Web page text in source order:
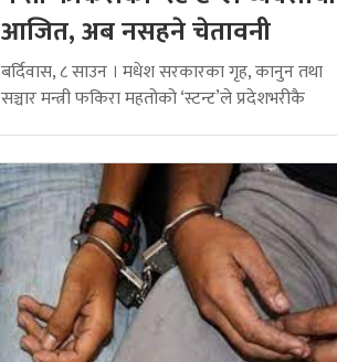
आजित, अब नसहने चेतावनी
बर्दिवास, ८ साउन । मधेश सरकारका गृह, कानुन तथा
सञ्चार मन्त्री फकिरा महतोको ‘स्टन्ट’ले प्रदेशभरीकै